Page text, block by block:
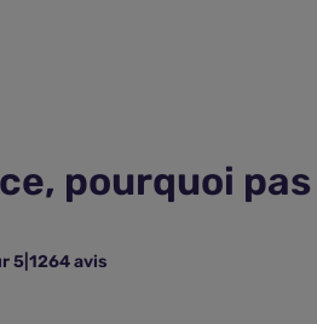
pourquoi pas
5 1264 avis